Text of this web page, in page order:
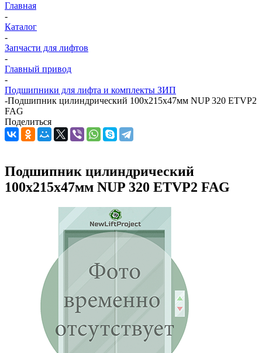
Главная
-
Каталог
-
Запчасти для лифтов
-
Главный привод
-
Подшипники для лифта и комплекты ЗИП
-Подшипник цилиндрический 100х215х47мм NUP 320 ETVP2
FAG
Поделиться
Подшипник цилиндрический
100х215х47мм NUP 320 ETVP2 FAG